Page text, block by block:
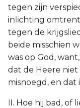
tegen zijn
inlichting omtrent
tegen de
beide misschien
was op God,
dat de Heere niet
misnoegd, en
II. Hoe hij bad, of